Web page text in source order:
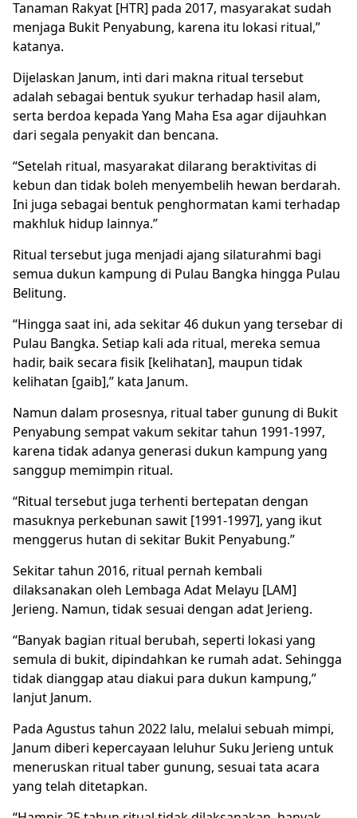
Tanaman Rakyat [HTR] pada 2017, masyarakat sudah
menjaga Bukit Penyabung, karena itu lokasi ritual,”
katanya.
Dijelaskan Janum, inti dari makna ritual tersebut
adalah sebagai bentuk syukur terhadap hasil alam,
serta berdoa kepada Yang Maha Esa agar dijauhkan
dari segala penyakit dan bencana.
“Setelah ritual, masyarakat dilarang beraktivitas di
kebun dan tidak boleh menyembelih hewan berdarah.
Ini juga sebagai bentuk penghormatan kami terhadap
makhluk hidup lainnya.”
Ritual tersebut juga menjadi ajang silaturahmi bagi
semua dukun kampung di Pulau Bangka hingga Pulau
Belitung.
“Hingga saat ini, ada sekitar 46 dukun yang tersebar di
Pulau Bangka. Setiap kali ada ritual, mereka semua
hadir, baik secara fisik [kelihatan], maupun tidak
kelihatan [gaib],” kata Janum.
Namun dalam prosesnya, ritual taber gunung di Bukit
Penyabung sempat vakum sekitar tahun 1991-1997,
karena tidak adanya generasi dukun kampung yang
sanggup memimpin ritual.
“Ritual tersebut juga terhenti bertepatan dengan
masuknya perkebunan sawit [1991-1997], yang ikut
menggerus hutan di sekitar Bukit Penyabung.”
Sekitar tahun 2016, ritual pernah kembali
dilaksanakan oleh Lembaga Adat Melayu [LAM]
Jerieng. Namun, tidak sesuai dengan adat Jerieng.
“Banyak bagian ritual berubah, seperti lokasi yang
semula di bukit, dipindahkan ke rumah adat. Sehingga
tidak dianggap atau diakui para dukun kampung,”
lanjut Janum.
Pada Agustus tahun 2022 lalu, melalui sebuah mimpi,
Janum diberi kepercayaan leluhur Suku Jerieng untuk
meneruskan ritual taber gunung, sesuai tata acara
yang telah ditetapkan.